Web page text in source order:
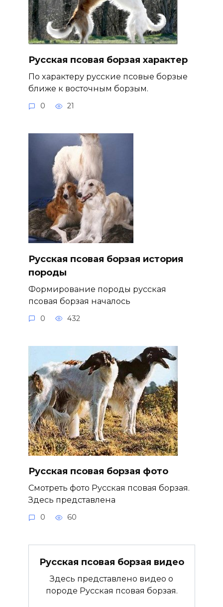
Русская псовая борзая характер
По характеру русские псовые борзые
ближе к восточным борзым.
0 21
Русская псовая борзая история
породы
Формирование породы русская
псовая борзая началось
0 432
Русская псовая борзая фото
Смотреть фото Русская псовая борзая.
Здесь представлена
0 60
Русская псовая борзая видео
Здесь представлено видео о
породе Русская псовая борзая.